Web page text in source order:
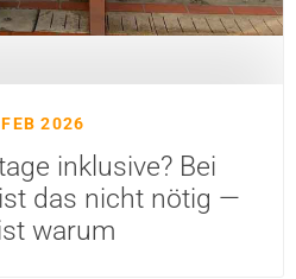
2026
inklusive? Bei
ist das nicht nötig —
warum